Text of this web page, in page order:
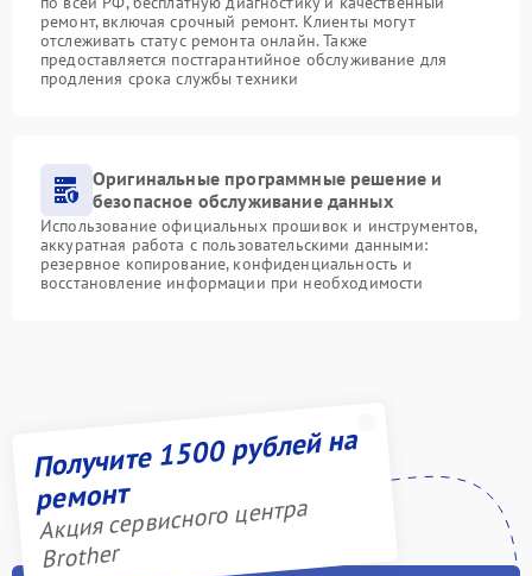
ремонт, включая срочный ремонт. Клиенты могут
отслеживать статус ремонта онлайн. Также
предоставляется постгарантийное обслуживание для
продления срока службы техники
Оригинальные программные решение и
безопасное обслуживание данных
Использование официальных прошивок и инструментов,
аккуратная работа с пользовательскими данными:
резервное копирование, конфиденциальность и
восстановление информации при необходимости
Получите 1500 рублей на
ремонт
Акция сервисного центра
Brother